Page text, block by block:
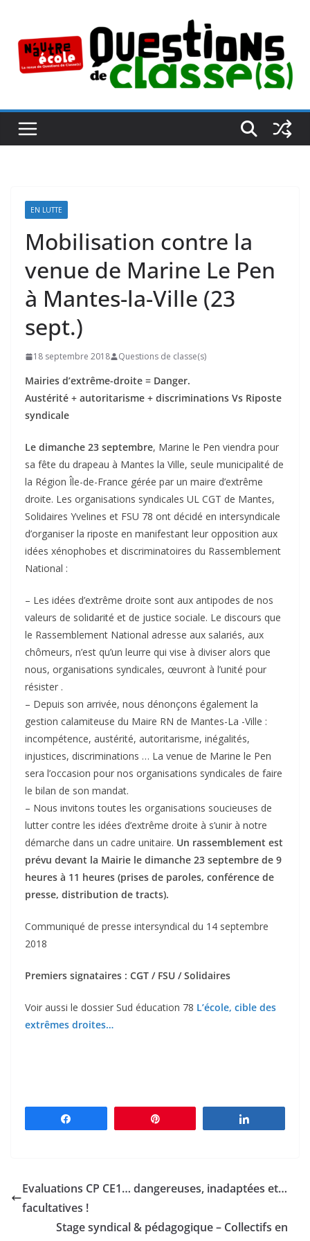
contenu
EN LUTTE
Mobilisation contre la
venue de Marine Le Pen
à Mantes-la-Ville (23
sept.)
18 septembre 2018 Questions de classe(s)
Mairies d’extrême-droite = Danger.
Austérité + autoritarisme + discriminations Vs Riposte
syndicale
Le dimanche 23 septembre, Marine le Pen viendra pour
sa fête du drapeau à Mantes la Ville, seule municipalité de
la Région Île-de-France gérée par un maire d’extrême
droite. Les organisations syndicales UL CGT de Mantes,
Solidaires Yvelines et FSU 78 ont décidé en intersyndicale
d’organiser la riposte en manifestant leur opposition aux
idées xénophobes et discriminatoires du Rassemblement
National :
– Les idées d’extrême droite sont aux antipodes de nos
valeurs de solidarité et de justice sociale. Le discours que
le Rassemblement National adresse aux salariés, aux
chômeurs, n’est qu’un leurre qui vise à diviser alors que
nous, organisations syndicales, œuvront à l’unité pour
résister .
– Depuis son arrivée, nous dénonçons également la
gestion calamiteuse du Maire RN de Mantes-La -Ville :
incompétence, austérité, autoritarisme, inégalités,
injustices, discriminations … La venue de Marine le Pen
sera l’occasion pour nos organisations syndicales de faire
le bilan de son mandat.
– Nous invitons toutes les organisations soucieuses de
lutter contre les idées d’extrême droite à s’unir à notre
démarche dans un cadre unitaire. Un rassemblement est
prévu devant la Mairie le dimanche 23 septembre de 9
heures à 11 heures (prises de paroles, conférence de
presse, distribution de tracts).
Communiqué de presse intersyndical du 14 septembre
2018
Premiers signataires : CGT / FSU / Solidaires
Voir aussi le dossier Sud éducation 78 L’école, cible des
extrêmes droites…
Evaluations CP CE1… dangereuses, inadaptées et…
facultatives !
Stage syndical & pédagogique – Collectifs en